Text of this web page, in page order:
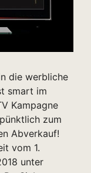
die werbliche
smart im
Kampagne
zum
Abverkauf!
vom 1.
unter